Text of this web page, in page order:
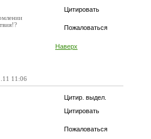
Цитировать
Пожаловаться
Наверх
11:06
Цитир. выдел.
Цитировать
Пожаловаться